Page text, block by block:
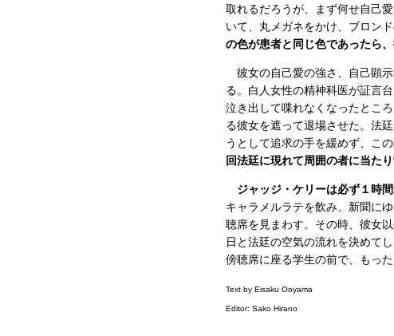
取れるだろうが、まず何せ自己
いて、丸メガネをかけ、ブロン
の色が患者と同じ色であったら
彼女の自己愛の強さ、自己顕
る。白人女性の精神科医が証言
泣き出して喋れなくなったとこ
る彼女を遮って退場させた。法
うとして追求の手を緩めず、こ
回法廷に現れて周囲の者に当た
ジャッジ・ケリーは必ず１時
キャラメルラテを飲み、新聞に
聴席を見まわす。その時、彼女
日と法廷の空気の流れを決めて
傍聴席に座る学生の前で、もっ
Text by Eisaku Ooyama
Editor: Sako Hirano